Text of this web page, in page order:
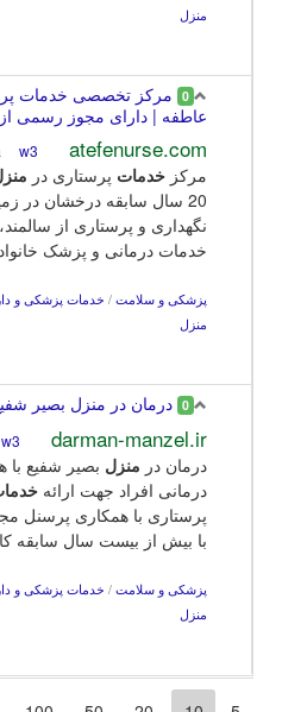
منزل
0
مرکز تخصصی خدمات
عاطفه | دارای مجوز رسمی
atefenurse.com
w3
مرکز خدمات پرستاری در
20 سال سابقه درخشان در
نگهداری و پرستاری از
خدمات درمانی و پزشک
پزشکی و سلامت / خدمات پزشکی و
منزل
0 درمان در منزل بصیر
darman-manzel.ir
w3
درمان در منزل بصیر شفیع با
درمانی افراد جهت ارائه
پرستاری با همکاری پرسنل
با بیش از بیست سال سابقه
پزشکی و سلامت / خدمات پزشکی و
منزل